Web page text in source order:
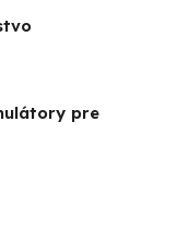
pre